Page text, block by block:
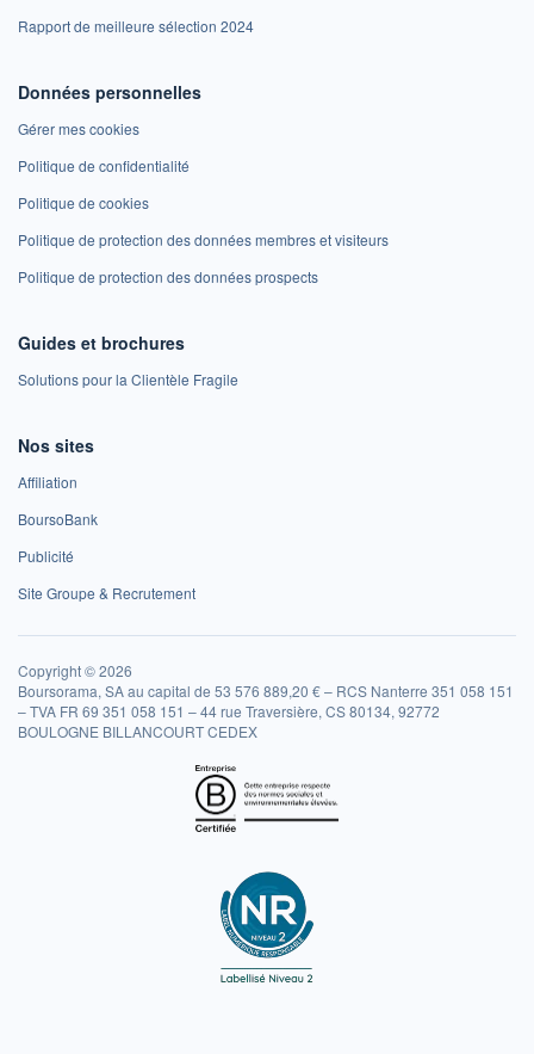
Rapport de meilleure sélection 2024
Données personnelles
Gérer mes cookies
Politique de confidentialité
Politique de cookies
Politique de protection des données membres et visiteurs
Politique de protection des données prospects
Guides et brochures
Solutions pour la Clientèle Fragile
Nos sites
Affiliation
BoursoBank
Publicité
Site Groupe & Recrutement
Copyright © 2026
Boursorama, SA au capital de 53 576 889,20 € – RCS Nanterre 351 058 151
– TVA FR 69 351 058 151 – 44 rue Traversière, CS 80134, 92772
BOULOGNE BILLANCOURT CEDEX